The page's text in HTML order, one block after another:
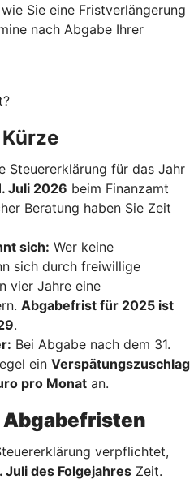
Sie eine Fristverlängerung
nach Abgabe Ihrer
Steuererklärung für das Jahr
Juli 2026 beim Finanzamt
Beratung haben Sie Zeit
sich: Wer keine
sich durch freiwillige
vier Jahre eine
Abgabefrist für 2025 ist
.
Bei Abgabe nach dem 31.
ein Verspätungszuschlag
pro Monat an.
verpflichtet,
Juli des Folgejahres Zeit.